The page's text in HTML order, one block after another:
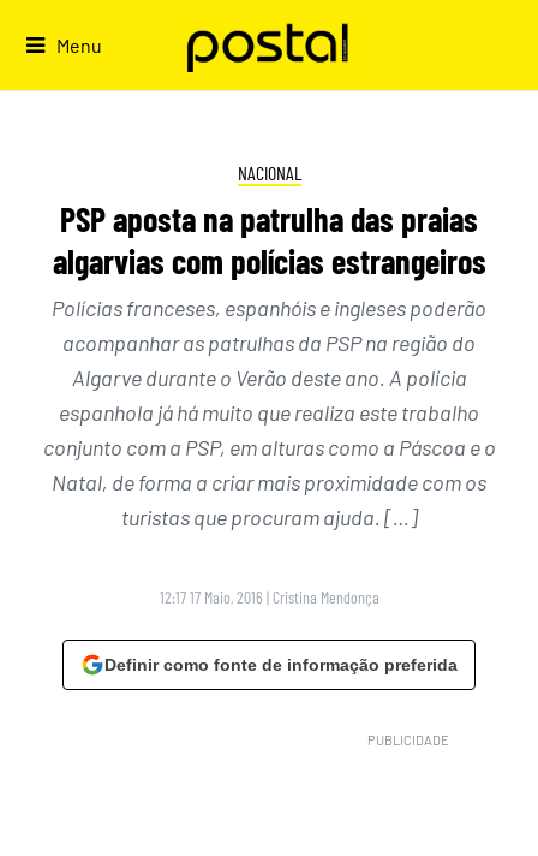
Menu
NACIONAL
PSP aposta na patrulha das praias
algarvias com polícias estrangeiros
Polícias franceses, espanhóis e ingleses poderão
acompanhar as patrulhas da PSP na região do
Algarve durante o Verão deste ano. A polícia
espanhola já há muito que realiza este trabalho
conjunto com a PSP, em alturas como a Páscoa e o
Natal, de forma a criar mais proximidade com os
turistas que procuram ajuda. […]
12:17 17 Maio, 2016 | Cristina Mendonça
Definir como fonte de informação preferida